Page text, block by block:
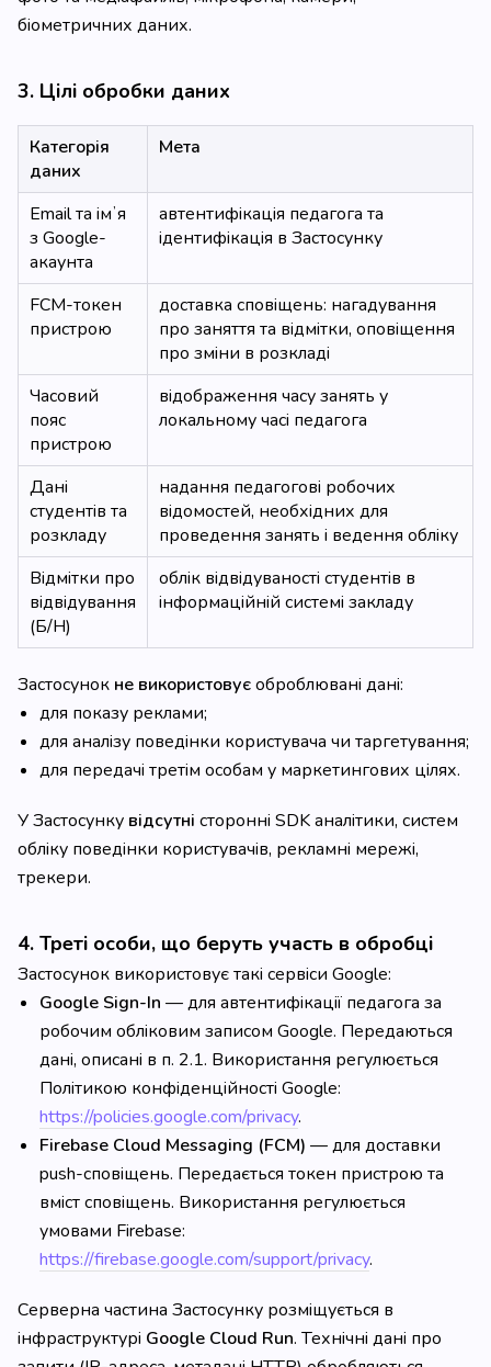
біометричних даних.
3. Цілі обробки даних
Категорія
даних
Мета
Email та імʼя
з Google-
акаунта
автентифікація педагога та
ідентифікація в Застосунку
FCM-токен
пристрою
доставка сповіщень: нагадування
про заняття та відмітки, оповіщення
про зміни в розкладі
Часовий
пояс
пристрою
відображення часу занять у
локальному часі педагога
Дані
студентів та
розкладу
надання педагогові робочих
відомостей, необхідних для
проведення занять і ведення обліку
Відмітки про
відвідування
(Б/Н)
облік відвідуваності студентів в
інформаційній системі закладу
Застосунок не використовуєоброблювані дані:
для показу реклами;
для аналізу поведінки користувача чи таргетування;
для передачі третім особам у маркетингових цілях.
У Застосунку відсутні сторонні SDK аналітики, систем
обліку поведінки користувачів, рекламні мережі,
трекери.
4. Треті особи, що беруть участь в обробці
Застосунок використовує такі сервіси Google:
Google Sign-In — для автентифікації педагога за
робочим обліковим записом Google. Передаються
дані, описані в п. 2.1. Використання регулюється
Політикою конфіденційності Google:
https://policies.google.com/privacy.
Firebase Cloud Messaging (FCM) — для доставки
push-сповіщень. Передається токен пристрою та
вміст сповіщень. Використання регулюється
умовами Firebase:
https://firebase.google.com/support/privacy.
Серверна частина Застосунку розміщується в
інфраструктурі Google Cloud Run. Технічні дані про